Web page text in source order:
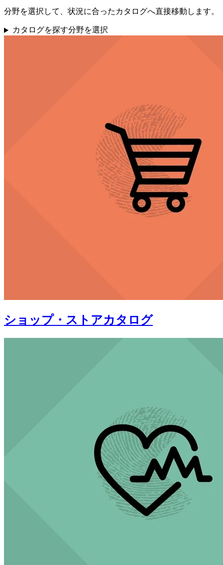
分野を選択して、状況に合ったカタログへ直接移動します。
カタログを探す分野を選択
ショップ・ストアカタログ